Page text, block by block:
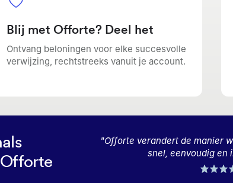
Blij met Offorte? Deel het
Ontvang beloningen voor elke succesvolle
verwijzing, rechtstreeks vanuit je account.
"Offorte verandert de manier
snel, eenvoudig en